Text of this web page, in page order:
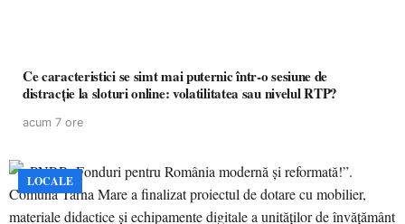
Ce caracteristici se simt mai puternic într-o sesiune de
distracție la sloturi online: volatilitatea sau nivelul RTP?
acum 7 ore
LOCALE